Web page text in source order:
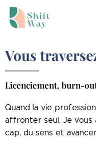
Vous
Licenciement, burn-
Quand la vie
affronter seul. Je vous
cap, du sens et